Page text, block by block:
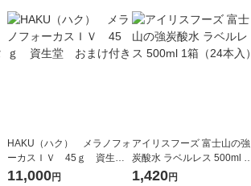
HAKU（ハク） メラノフォ
ーカスＩＶ 45ｇ 資生
堂 おまけ付き
11,000円
アイリスフーズ 富士山の強
炭酸水 ラベルレス 500ml 1
箱（24本入）
1,420円